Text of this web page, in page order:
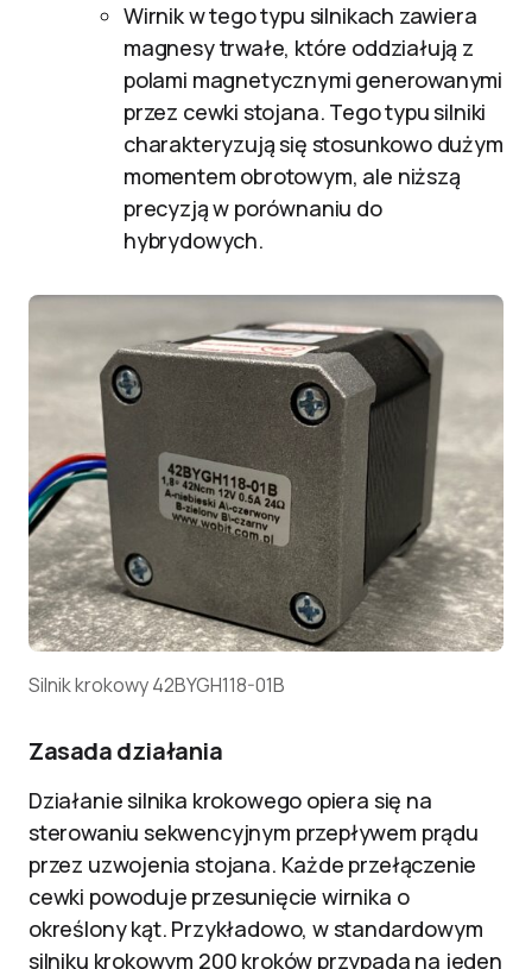
Wirnik w tego typu silnikach zawiera
magnesy trwałe, które oddziałują z
polami magnetycznymi generowanymi
przez cewki stojana. Tego typu silniki
charakteryzują się stosunkowo dużym
momentem obrotowym, ale niższą
precyzją w porównaniu do
hybrydowych.
Silnik krokowy 42BYGH118-01B
Zasada działania
Działanie silnika krokowego opiera się na
sterowaniu sekwencyjnym przepływem prądu
przez uzwojenia stojana. Każde przełączenie
cewki powoduje przesunięcie wirnika o
określony kąt. Przykładowo, w standardowym
silniku krokowym 200 kroków przypada na jeden